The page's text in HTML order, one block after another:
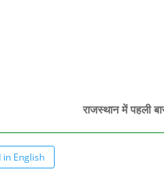
राजस्थान में पहली
in English